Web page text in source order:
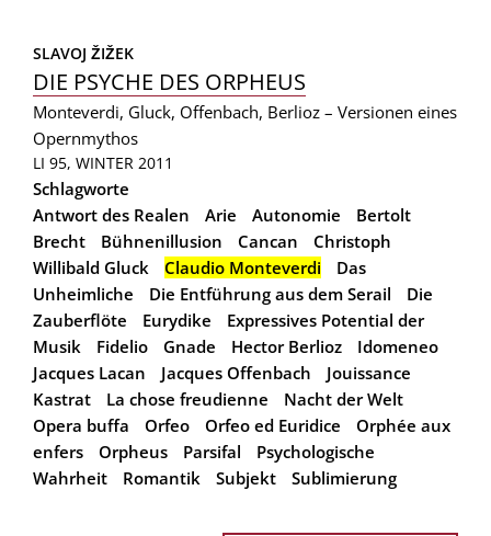
SLAVOJ ŽIŽEK
DIE PSYCHE DES ORPHEUS
Monteverdi, Gluck, Offenbach, Berlioz – Versionen eines
Opernmythos
LI 95, WINTER 2011
Schlagworte
Antwort des Realen
Arie Autonomie
Bertolt
Brecht
Bühnenillusion Cancan
Christoph
Willibald Gluck
Claudio Monteverdi
Das
Unheimliche
Die Entführung aus dem Serail
Die
Zauberflöte
Eurydike
Expressives Potential der
Musik
Fidelio Gnade Hector Berlioz
Idomeneo
Jacques Lacan
Jacques Offenbach
Jouissance
Kastrat
La chose freudienne
Nacht der Welt
Opera buffa
Orfeo Orfeo ed Euridice
Orphée aux
enfers
Orpheus Parsifal
Psychologische
Wahrheit
Romantik Subjekt Sublimierung